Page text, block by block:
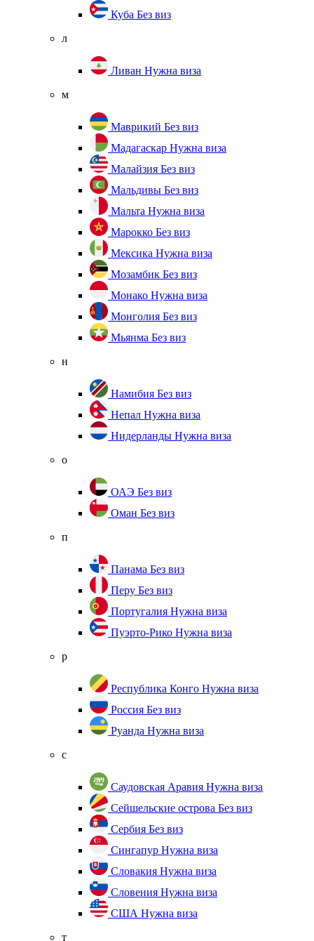
Куба Без виз
л
Ливан Нужна виза
м
Маврикий Без виз
Мадагаскар Нужна виза
Малайзия Без виз
Мальдивы Без виз
Мальта Нужна виза
Марокко Без виз
Мексика Нужна виза
Мозамбик Без виз
Монако Нужна виза
Монголия Без виз
Мьянма Без виз
н
Намибия Без виз
Непал Нужна виза
Нидерланды Нужна виза
о
ОАЭ Без виз
Оман Без виз
п
Панама Без виз
Перу Без виз
Португалия Нужна виза
Пуэрто-Рико Нужна виза
р
Республика Конго Нужна виза
Россия Без виз
Руанда Нужна виза
с
Саудовская Аравия Нужна виза
Сейшельские острова Без виз
Сербия Без виз
Сингапур Нужна виза
Словакия Нужна виза
Словения Нужна виза
США Нужна виза
т